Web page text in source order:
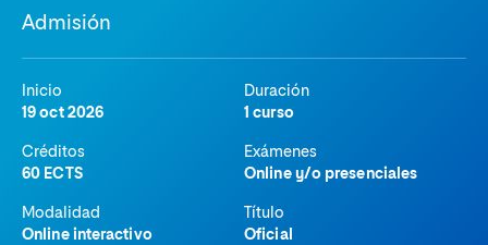
Admisión
Inicio
19 oct 2026
Duración
1 curso
Créditos
60 ECTS
Exámenes
Online y/o presenciales
Modalidad
Online interactivo
Título
Oficial